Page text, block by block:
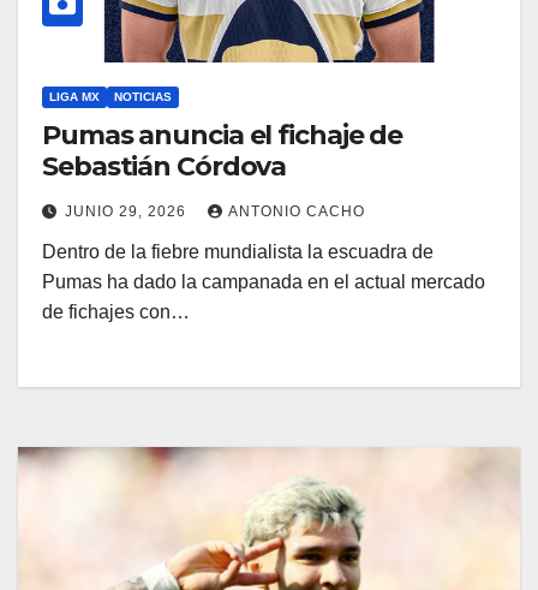
LIGA MX NOTICIAS
Pumas anuncia el fichaje de
Sebastián Córdova
JUNIO 29, 2026 ANTONIO CACHO
Dentro de la fiebre mundialista la escuadra de
Pumas ha dado la campanada en el actual mercado
de fichajes con…